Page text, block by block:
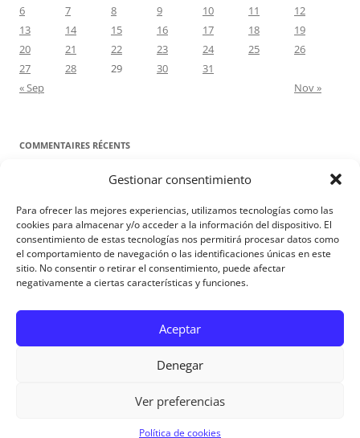
Gestionar consentimiento
Para ofrecer las mejores experiencias, utilizamos tecnologías como las
cookies para almacenar y/o acceder a la información del dispositivo. El
consentimiento de estas tecnologías nos permitirá procesar datos como
el comportamiento de navegación o las identificaciones únicas en este
sitio. No consentir o retirar el consentimiento, puede afectar
negativamente a ciertas características y funciones.
Aceptar
Denegar
Ver preferencias
Política de cookies
6
7 8 9 10 11
12
13
14 15 16 17 18
19
20
21 22 23 24 25
26
27
28 29 30
31
« Sep
Nov »
COMMENTAIRES RÉCENTS
Proyecto Amor ConyugaldansContre toute attente. Commentaire
pour les époux : Luc 12, 8-12
Manuel MirallesdansContre toute attente. Commentaire pour les
époux : Luc 12, 8-12
Política de privacidad|